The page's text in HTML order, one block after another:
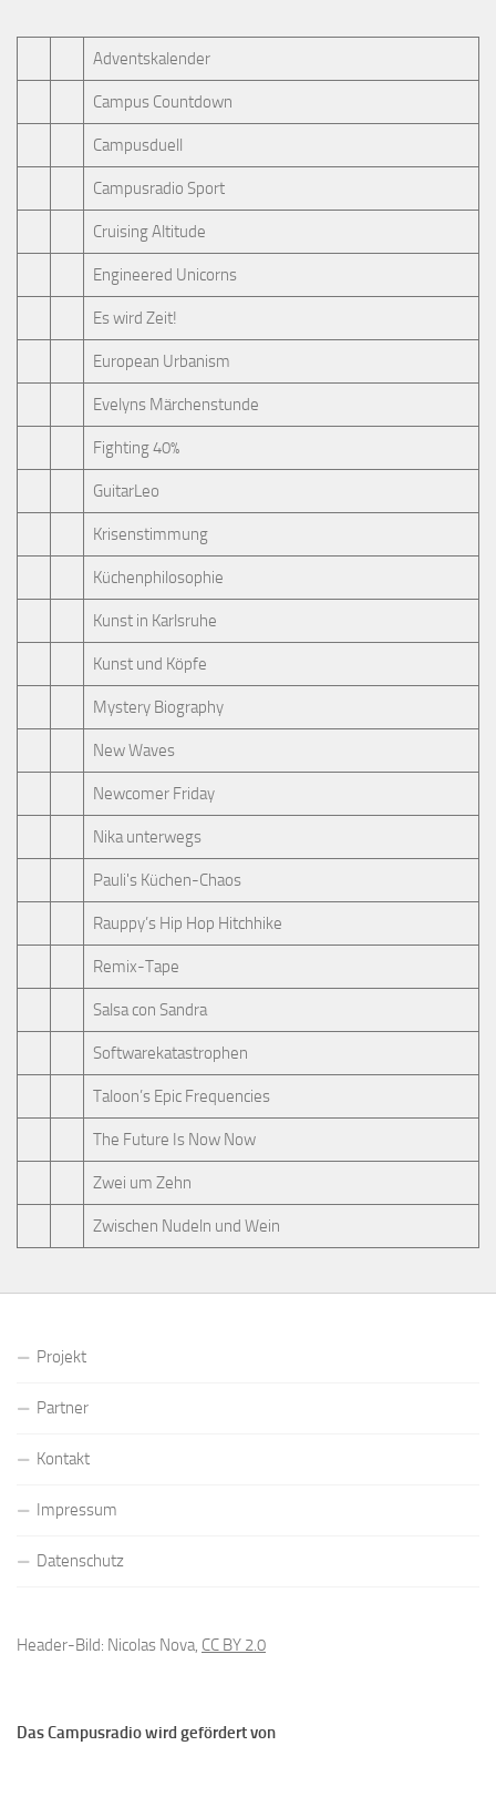
Adventskalender
Campus Countdown
Campusduell
Campusradio Sport
Cruising Altitude
Engineered Unicorns
Es wird Zeit!
European Urbanism
Evelyns Märchenstunde
Fighting 40%
GuitarLeo
Krisenstimmung
Küchenphilosophie
Kunst in Karlsruhe
Kunst und Köpfe
Mystery Biography
New Waves
Newcomer Friday
Nika unterwegs
Pauli's Küchen-Chaos
Rauppy’s Hip Hop Hitchhike
Remix-Tape
Salsa con Sandra
Softwarekatastrophen
Taloon’s Epic Frequencies
The Future Is Now Now
Zwei um Zehn
Zwischen Nudeln und Wein
Projekt
Partner
Kontakt
Impressum
Datenschutz
Header-Bild: Nicolas Nova, CC BY 2.0
Das Campusradio wird gefördert von